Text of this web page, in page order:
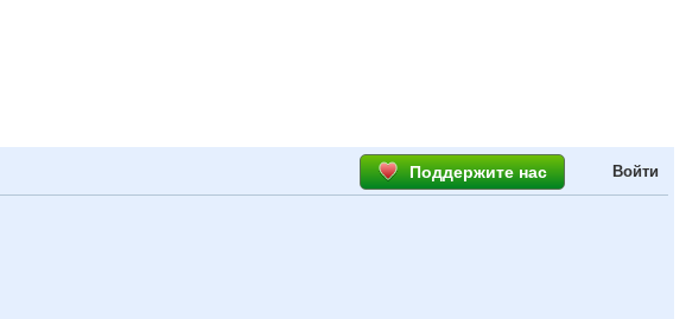
Поддержите нас Войти